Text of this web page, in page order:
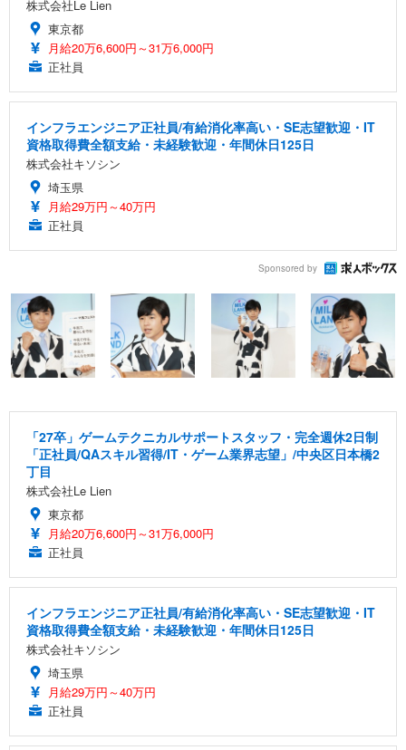
株式会社Le Lien
東京都
月給20万6,600円～31万6,000円
正社員
インフラエンジニア正社員/有給消化率高い・SE志望歓迎・IT
資格取得費全額支給・未経験歓迎・年間休日125日
株式会社キソシン
埼玉県
月給29万円～40万円
正社員
Sponsored by
「27卒」ゲームテクニカルサポートスタッフ・完全週休2日制
「正社員/QAスキル習得/IT・ゲーム業界志望」/中央区日本橋2
丁目
株式会社Le Lien
東京都
月給20万6,600円～31万6,000円
正社員
インフラエンジニア正社員/有給消化率高い・SE志望歓迎・IT
資格取得費全額支給・未経験歓迎・年間休日125日
株式会社キソシン
埼玉県
月給29万円～40万円
正社員